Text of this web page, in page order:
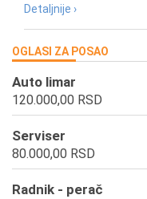
Detaljnije ›
OGLASI ZA POSAO
Auto limar
120.000,00 RSD
Serviser
80.000,00 RSD
Radnik - perač